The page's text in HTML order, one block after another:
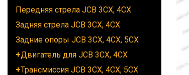
Передняя стрела JCB 3CX, 4CX
Задняя стрела JCB 3CX, 4CX
Задние опоры JCB 3CX, 4CX, 5CX
Двигатель для JCB 3CX, 4CX
Трансмиссия JCB 3CX, 4CX, 5CX